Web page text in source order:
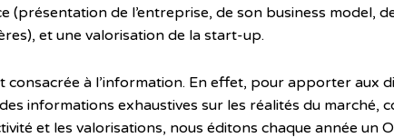
(présentation de l’entreprise, de son business model,
et une valorisation de la start-up.
consacrée à l’information. En effet, pour apporter aux
informations exhaustives sur les réalités du marché,
et les valorisations, nous éditons chaque année un